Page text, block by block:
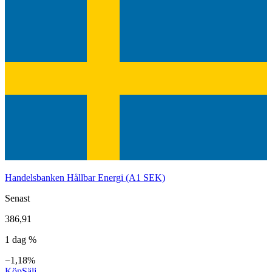
Handelsbanken Hållbar Energi (A1 SEK)
Senast
386,91
1 dag %
−1,18%